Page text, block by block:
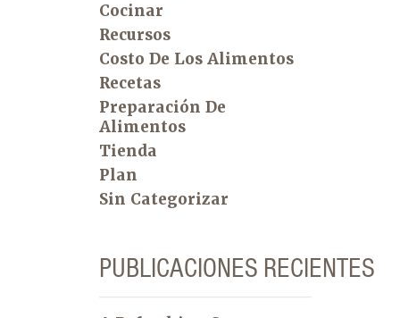
Cocinar
Recursos
Costo De Los Alimentos
Recetas
Preparación De
Alimentos
Tienda
Plan
Sin Categorizar
PUBLICACIONES RECIENTES